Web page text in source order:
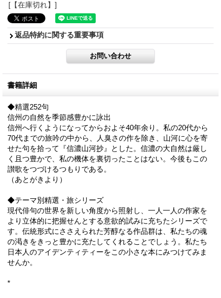
[【在庫切れ】]
返品特約に関する重要事項
書籍詳細
◆精選252句
信州の自然を季節感豊かに詠出
信州へ行くようになってからおよそ40年余り。私の20代から
70代までの旅吟の中から、人臭さの作を除き、山河に心を寄
せた句を拾って『信濃山河抄』とした。信濃の大自然は厳し
く且つ豊かで、私の機体を裏切ったことはない。今後もこの
讃歌をつづけるつもりである。
（あとがきより）
◆テーマ別精選・旅シリーズ
現代俳句の世界を新しい角度から照射し、一人一人の作家を
より立体的に把握せんとする意欲的試みに充ちたシリーズで
す。伝統形式にささえられた芳醇なる作品群は、私たちの魂
の渇きをきっと豊かに充たしてくれることでしょう。私たち
日本人のアイデンティティーをこの小さな本にみつけてみま
せんか。
*